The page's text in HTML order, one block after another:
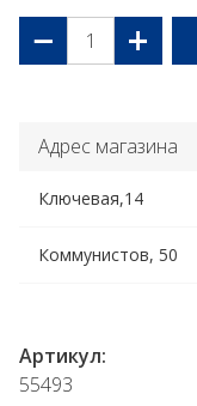
− +
Адрес магазина
Ключевая,14
Коммунистов, 50
Артикул:
55493